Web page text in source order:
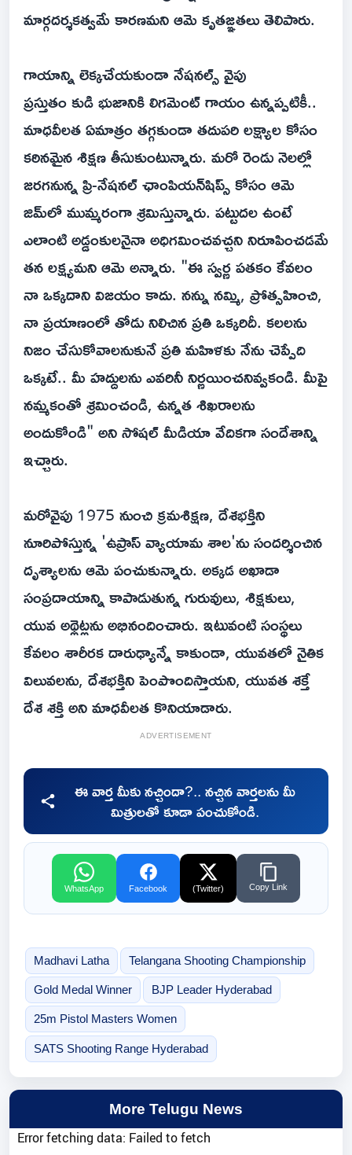
మార్గదర్శకత్వమే కారణమని ఆమె కృతజ్ఞతలు తెలిపారు.
గాయాన్ని లెక్కచేయకుండా నేషనల్స్ వైపు
ప్రస్తుతం కుడి భుజానికి లిగమెంట్ గాయం ఉన్నప్పటికీ..
మాధవీలత ఏమాత్రం తగ్గకుండా తదుపరి లక్ష్యాల కోసం
కఠినమైన శిక్షణ తీసుకుంటున్నారు. మరో రెండు నెలల్లో
జరగనున్న ప్రి-నేషనల్ ఛాంపియన్‌షిప్స్‌ కోసం ఆమె
జిమ్‌లో ముమ్మరంగా శ్రమిస్తున్నారు. పట్టుదల ఉంటే
ఎలాంటి అడ్డంకులనైనా అధిగమించవచ్చని నిరూపించడమే
తన లక్ష్యమని ఆమె అన్నారు. "ఈ స్వర్ణ పతకం కేవలం
నా ఒక్కదాని విజయం కాదు. నన్ను నమ్మి, ప్రోత్సహించి,
నా ప్రయాణంలో తోడు నిలిచిన ప్రతి ఒక్కరిదీ. కలలను
నిజం చేసుకోవాలనుకునే ప్రతి మహిళకు నేను చెప్పేది
ఒక్కటే.. మీ హద్దులను ఎవరినీ నిర్ణయించనివ్వకండి. మీపై
నమ్మకంతో శ్రమించండి, ఉన్నత శిఖరాలను
అందుకోండి" అని సోషల్ మీడియా వేదికగా సందేశాన్ని
ఇచ్చారు.
మరోవైపు 1975 నుంచి క్రమశిక్షణ, దేశభక్తిని
నూరిపోస్తున్న 'ఉప్రాస్ వ్యాయామ శాల'ను సందర్శించిన
దృశ్యాలను ఆమె పంచుకున్నారు. అక్కడ అఖాడా
సంప్రదాయాన్ని కాపాడుతున్న గురువులు, శిక్షకులు,
యువ అథ్లెట్లను అభినందించారు. ఇటువంటి సంస్థలు
కేవలం శారీరక దారుఢ్యాన్నే కాకుండా, యువతలో నైతిక
విలువలను, దేశభక్తిని పెంపొందిస్తాయని, యువత శక్తే
దేశ శక్తి అని మాధవీలత కొనియాడారు.
ADVERTISEMENT
ఈ వార్త మీకు నచ్చిందా?.. నచ్చిన వార్తలను మీ
మిత్రులతో కూడా పంచుకోండి.
WhatsApp Facebook (Twitter) Copy Link
Madhavi Latha Telangana Shooting Championship
Gold Medal Winner BJP Leader Hyderabad
25m Pistol Masters Women
SATS Shooting Range Hyderabad
More Telugu News
Error fetching data: Failed to fetch